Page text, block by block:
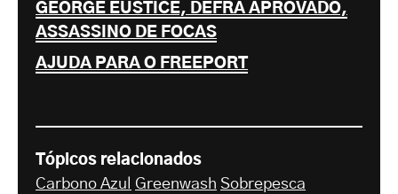
GEORGE EUSTICE, DEFRA APROVADO,
ASSASSINO DE FOCAS
AJUDA PARA O FREEPORT
Tópicos relacionados
Carbono Azul
Greenwash Sobrepesca